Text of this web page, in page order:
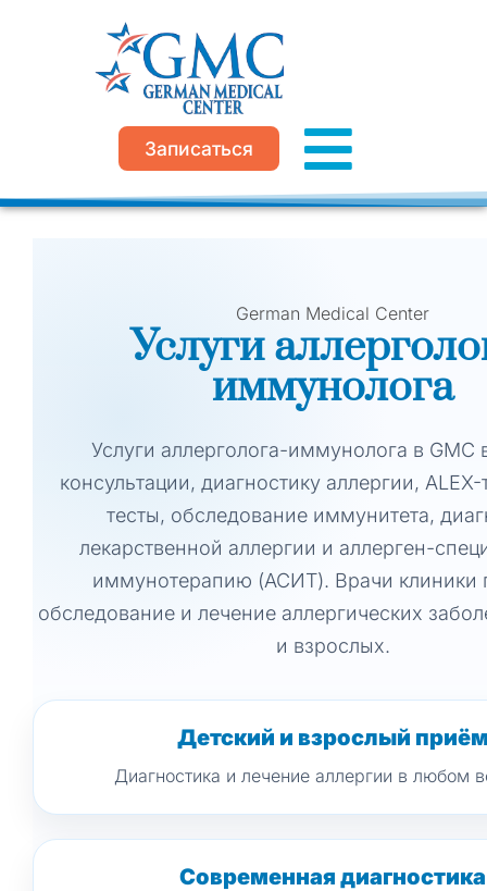
содержимому
Записаться
German Medical Center
Услуги
иммунолога
Услуги аллерголога-иммунолога в GMC
консультации, диагностику аллергии,
тесты, обследование иммунитета,
лекарственной аллергии и аллерген-
иммунотерапию (АСИТ). Врачи клиники
обследование и лечение аллергических
и взрослых.
Детский и взрослый
Диагностика и лечение аллергии в любом
Современная диагностика